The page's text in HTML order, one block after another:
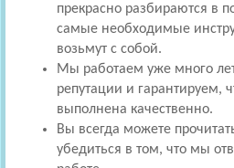
прекрасно разбираются в
самые необходимые
возьмут с собой.
Мы работаем уже много
репутации и гарантируем,
выполнена качественно.
Вы всегда можете
убедиться в том, что мы